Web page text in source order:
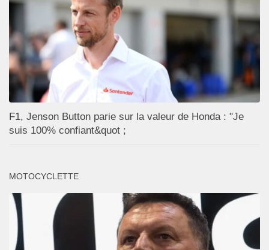
F1, Jenson Button parie sur la valeur de Honda : "Je
suis 100% confiant&quot ;
MOTOCYCLETTE